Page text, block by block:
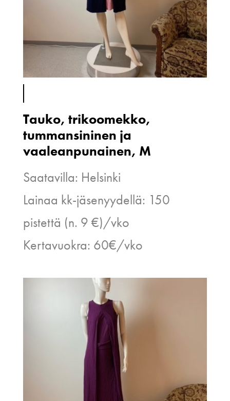
Tauko, trikoomekko,
tummansininen ja
vaaleanpunainen, M
Saatavilla: Helsinki
Lainaa kk-jäsenyydellä: 150
pistettä (n. 9 €)/vko
Kertavuokra: 60€/vko